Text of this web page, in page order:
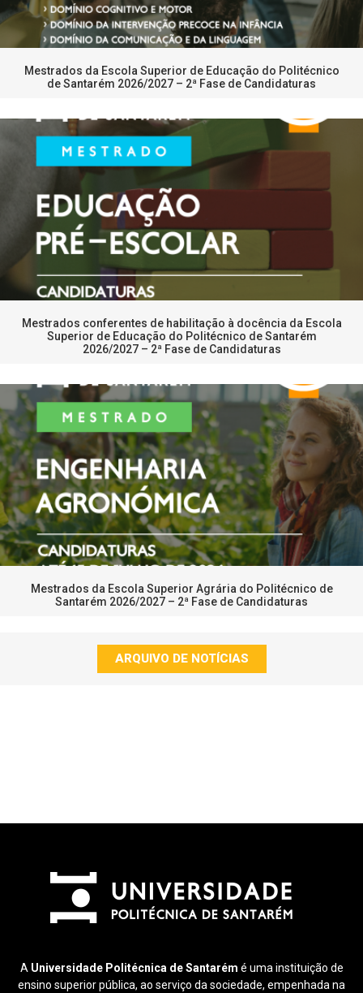
Mestrados da Escola Superior de Educação do Politécnico
de Santarém 2026/2027 – 2ª Fase de Candidaturas
Mestrados conferentes de habilitação à docência da Escola
Superior de Educação do Politécnico de Santarém
2026/2027 – 2ª Fase de Candidaturas
Mestrados da Escola Superior Agrária do Politécnico de
Santarém 2026/2027 – 2ª Fase de Candidaturas
ARQUIVO DE NOTÍCIAS
A Universidade Politécnica de Santarém é uma instituição de
ensino superior pública, ao serviço da sociedade, empenhada na